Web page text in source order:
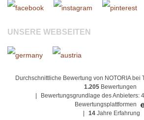
UNSERE WEBSEITEN
Durchschnittliche Bewertung von NOTORIA bei
1.205 Bewertungen
Bewertungsgrundlage des Anbieters:
Bewertungsplattformen
14 Jahre Erfahrung